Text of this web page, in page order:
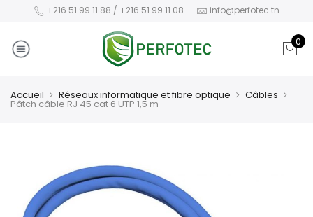
+216 51 99 11 88 / +216 51 99 11 08 info@perfotec.tn
0
Accueil Réseaux informatique et fibre optique Câbles
Pâtch câble RJ 45 cat 6 UTP 1,5 m